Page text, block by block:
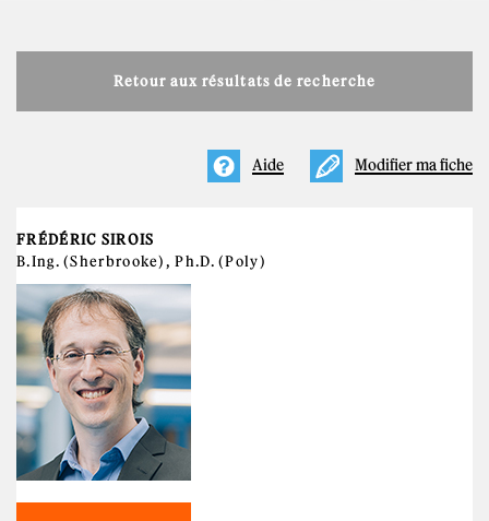
Retour aux résultats de recherche
Modifier ma fiche
Aide
FRÉDÉRIC SIROIS
B.Ing. (Sherbrooke), Ph.D. (Poly)